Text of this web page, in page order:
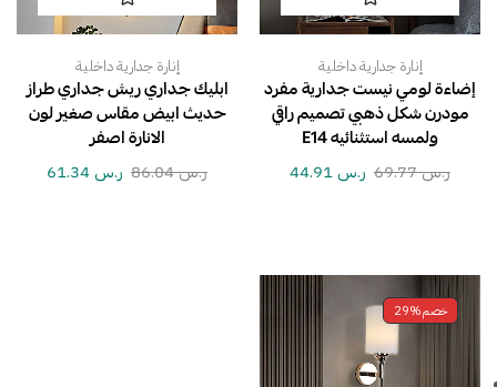
إنارة جدارية داخلية
إضاءة لومي نيست جدارية مفرد
مودرن شكل ذهبي تصميم راقي
ولمسه استثنائيه E14
ر.س69.77 ر.س
إنارة جدارية داخلية
ابليك جداري ريش جداري طراز
حديث ابيض مقاس صغير لون
الانارة اصفر
ر.س86.04 ر.س
خصم29%